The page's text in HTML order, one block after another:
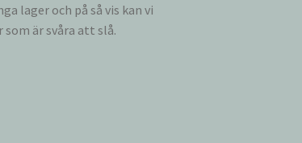
lager och på så vis kan vi
som är svåra att slå.